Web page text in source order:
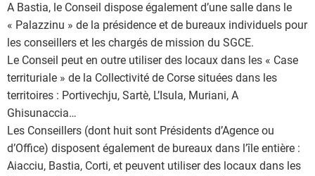
A Bastia, le Conseil dispose également d’une salle dans le
« Palazzinu » de la présidence et de bureaux individuels pour
les conseillers et les chargés de mission du SGCE.
Le Conseil peut en outre utiliser des locaux dans les « Case
territuriale » de la Collectivité de Corse situées dans les
territoires : Portivechju, Sartè, L’Isula, Muriani, A
Ghisunaccia…
Les Conseillers (dont huit sont Présidents d’Agence ou
d’Office) disposent également de bureaux dans l’île entière :
Aiacciu, Bastia, Corti, et peuvent utiliser des locaux dans les